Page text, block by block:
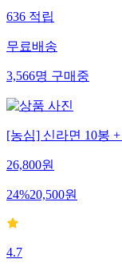
636적립
무료배송
3,566명구매중
[농심] 신라면 10봉
26,800원
24%20,500원
4.7